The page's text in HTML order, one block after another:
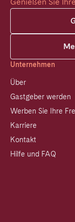
Unternehmen
Über
Gastgeber werden
Werben Sie Ihre
Karriere
Kontakt
Hilfe und FAQ